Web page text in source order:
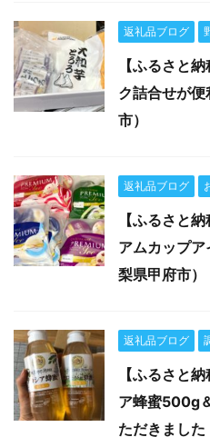
返礼品ブログ
【ふるさと
ク詰合せが
市）
返礼品ブログ
【ふるさと
アムカップ
梨県甲府市）
返礼品ブログ
【ふるさと
ア蜂蜜500g
ただきました